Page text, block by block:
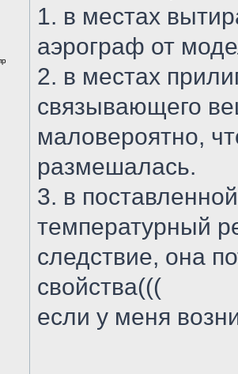
1. в местах
аэрограф от
2. в местах
связывающего
маловероятно,
размешалась.
3. в
температурный
следствие, она
свойства(((
если у меня